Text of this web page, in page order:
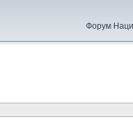
Форум